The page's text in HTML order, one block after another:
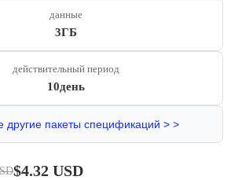
данные
3ГБ
действительный период
10день
другие пакеты спецификаций > >
$4.32 USD